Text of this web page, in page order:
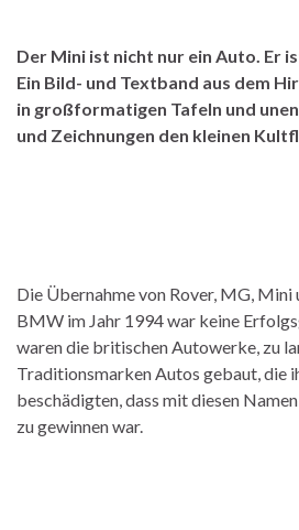
Der Mini ist nicht nur ein Auto. Er
Ein Bild- und Textband aus dem
in großformatigen Tafeln und
und Zeichnungen den kleinen
Die Übernahme von Rover, MG, Mini
BMW im Jahr 1994 war keine
waren die britischen Autowerke, zu
Traditionsmarken Autos gebaut, die
beschädigten, dass mit diesen
zu gewinnen war.